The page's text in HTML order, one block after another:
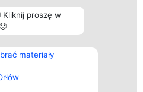
Kliknij proszę w
materiały
Kontakt
Kontakt